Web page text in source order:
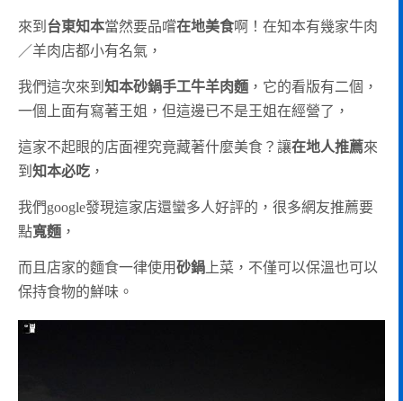
來到 台東知本當然要品嚐在地美食啊！在知本有幾家牛肉
／羊肉店都小有名氣，
我們這次來到 知本砂鍋手工牛羊肉麵 ，它的看版有二個，
一個上面有寫著王姐，但這邊已不是王姐在經營了，
這家不起眼的店面裡究竟藏著什麼美食？讓在地人推薦來
到 知本必吃 ，
我們google發現這家店還蠻多人好評的，很多網友推薦要
點寬麵 ，
而且店家的麵食一律使用砂鍋 上菜，不僅可以保溫也可以
保持食物的鮮味。